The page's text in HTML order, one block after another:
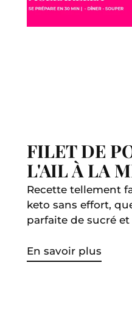
FILET DE
L'AIL À LA
Recette tellement
keto sans effort,
parfaite de sucré et
En savoir plus